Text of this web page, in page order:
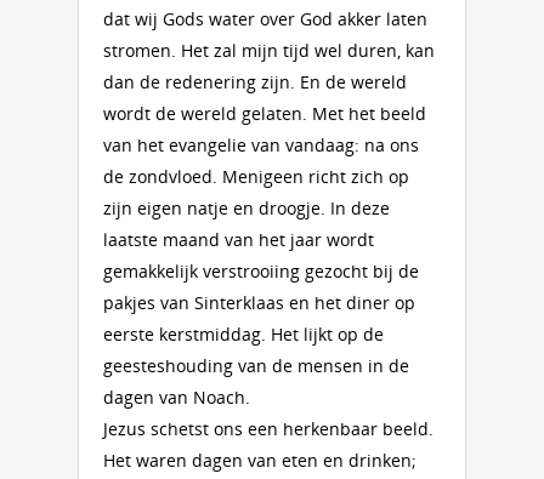
dat wij Gods water over God akker laten
stromen. Het zal mijn tijd wel duren, kan
dan de redenering zijn. En de wereld
wordt de wereld gelaten. Met het beeld
van het evangelie van vandaag: na ons
de zondvloed. Menigeen richt zich op
zijn eigen natje en droogje. In deze
laatste maand van het jaar wordt
gemakkelijk verstrooiing gezocht bij de
pakjes van Sinterklaas en het diner op
eerste kerstmiddag. Het lijkt op de
geesteshouding van de mensen in de
dagen van Noach.
Jezus schetst ons een herkenbaar beeld.
Het waren dagen van eten en drinken;